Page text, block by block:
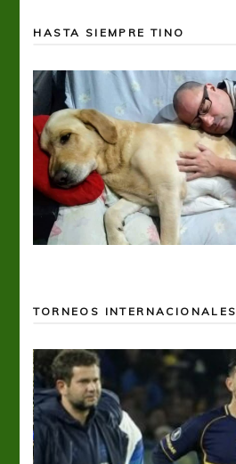
HASTA SIEMPRE TINO
TORNEOS INTERNACIONALES